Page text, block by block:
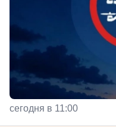
сегодня в 11:00